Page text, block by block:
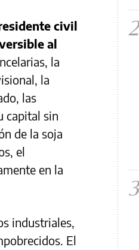
civil
al
la
la
las
capital sin
de la soja
el
en la
industriales,
El
2
3